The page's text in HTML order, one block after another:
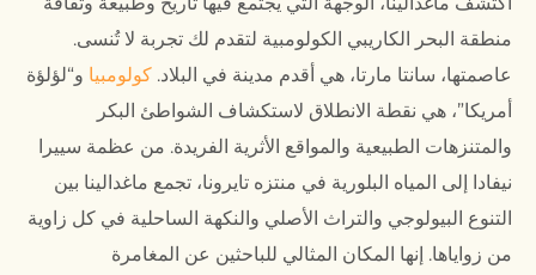
منطقة البحر الكاريبي الكولومبية لتقدم لك تجربة لا تُنسى.
عاصمتها، سانتا مارتا، هي أقدم مدينة في البلاد. كولومبيا و“لؤلؤة
أمريكا”، هي نقطة الانطلاق لاستكشاف الشواطئ البكر
والمتنزهات الطبيعية والمواقع الأثرية الفريدة. من عظمة سييرا
نيفادا إلى المياه البلورية في منتزه تايرونا، تجمع ماغدالينا بين
التنوع البيولوجي والتراث الأصلي والنكهة الساحلية في كل زاوية
من زواياها. إنها المكان المثالي للباحثين عن المغامرة